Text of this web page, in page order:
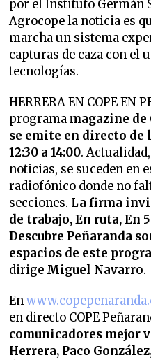
por el Instituto Germán
Agrocope la noticia es
marcha un sistema
capturas de caza con el
tecnologías.
HERRERA EN COPE EN
programa magazine de
se emite en directo de
12:30 a 14:00.
noticias, se suceden en
radiofónico donde no
secciones. La firma
de trabajo, En ruta, En
Descubre Peñaranda
espacios de este
dirige Miguel Navarro.
En
en directo COPE
comunicadores mejor
Herrera, Paco